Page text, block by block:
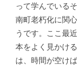
って学んでいる
南町老朽化に関
うです。ここ最
本をよく見かけ
は、時間が空け